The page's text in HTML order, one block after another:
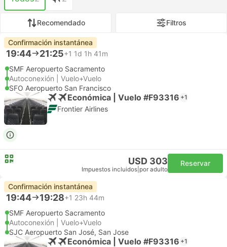
Recomendado Filtros
Confirmación instantánea
19:44 21:25+1 1d 1h 41m
SMF Aeropuerto Sacramento
Autoconexión | Vuelo+Vuelo
SFO Aeropuerto San Francisco
Económica | Vuelo #F93316 +1
Frontier Airlines
USD 303
Impuestos incluidos por adulto
Reservar
Confirmación instantánea
19:44 19:28+1 23h 44m
SMF Aeropuerto Sacramento
Autoconexión | Vuelo+Vuelo
SJC Aeropuerto San José, San Jose
Económica | Vuelo #F93316 +1